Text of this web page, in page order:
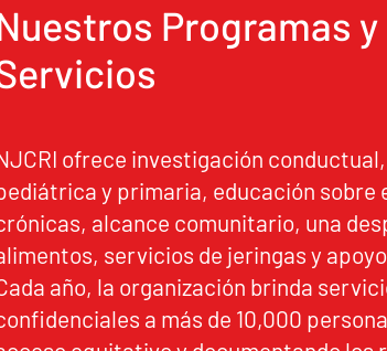
Programas y
ofrece investigación
y primaria, educación sobre
alcance comunitario, una
servicios de jeringas y
año, la organización brinda
a más de 10,000